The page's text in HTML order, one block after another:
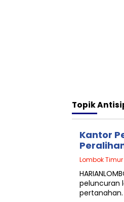
Topik
Kantor
Lombok Timur
peluncuran